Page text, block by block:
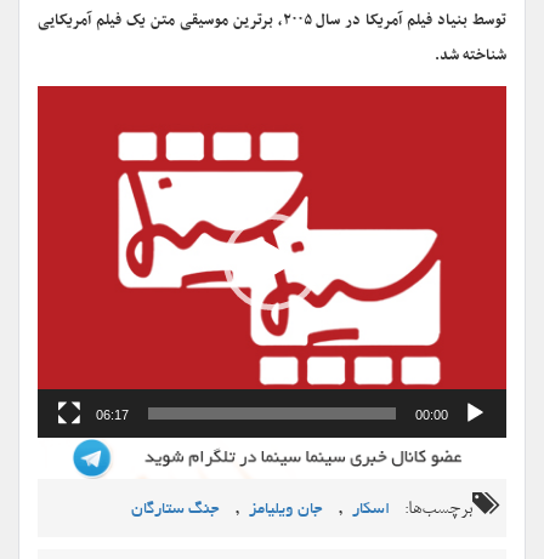
توسط بنیاد فیلم آمریکا در سال ۲۰۰۵، برترین موسیقی متن یک فیلم آمریکایی
شناخته شد.
00:00
06:17
برچسب‌ها: اسکار , جان ویلیامز , جنگ ستارگان